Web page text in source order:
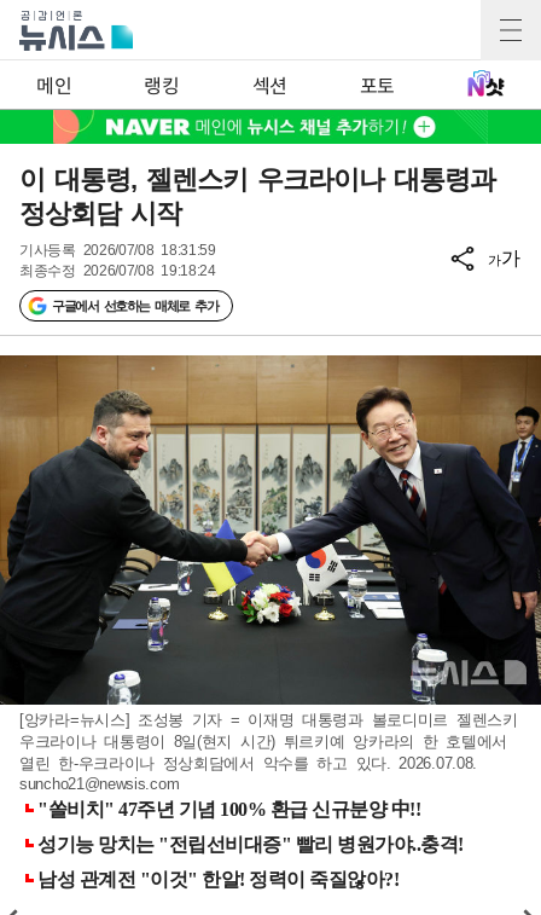
메인 랭킹 섹션 포토
이 대통령, 젤렌스키 우크라이나 대통령과
정상회담 시작
기사등록 2026/07/08 18:31:59
최종수정 2026/07/08 19:18:24
구글에서 선호하는 매체로 추가
가가
[앙카라=뉴시스] 조성봉 기자 = 이재명 대통령과 볼로디미르 젤렌스키
우크라이나 대통령이 8일(현지 시간) 튀르키예 앙카라의 한 호텔에서
열린 한-우크라이나 정상회담에서 악수를 하고 있다. 2026.07.08.
suncho21@newsis.com